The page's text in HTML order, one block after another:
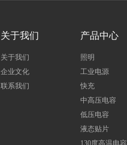
关于我们
关于我们
企业文化
联系我们
产品中心
照明
工业电源
快充
中高压电容
低压电容
液态贴片
130度高温电容